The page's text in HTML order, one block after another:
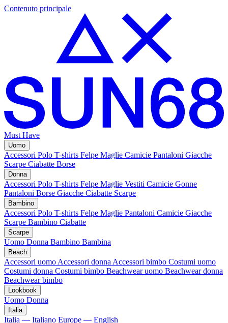
Contenuto principale
Must Have
Uomo
Accessori Polo T-shirts Felpe Maglie Camicie Pantaloni Giacche
Scarpe Ciabatte Borse
Donna
Accessori Polo T-shirts Felpe Maglie Vestiti Camicie Gonne
Pantaloni Borse Giacche Ciabatte Scarpe
Bambino
Accessori Polo T-shirts Felpe Maglie Pantaloni Camicie Giacche
Scarpe Bambino Ciabatte
Scarpe
Uomo Donna Bambino Bambina
Beach
Accessori uomo Accessori donna Accessori bimbo Costumi uomo
Costumi donna Costumi bimbo Beachwear uomo Beachwear donna
Beachwear bimbo
Lookbook
Uomo Donna
Italia
Italia — Italiano Europe — English